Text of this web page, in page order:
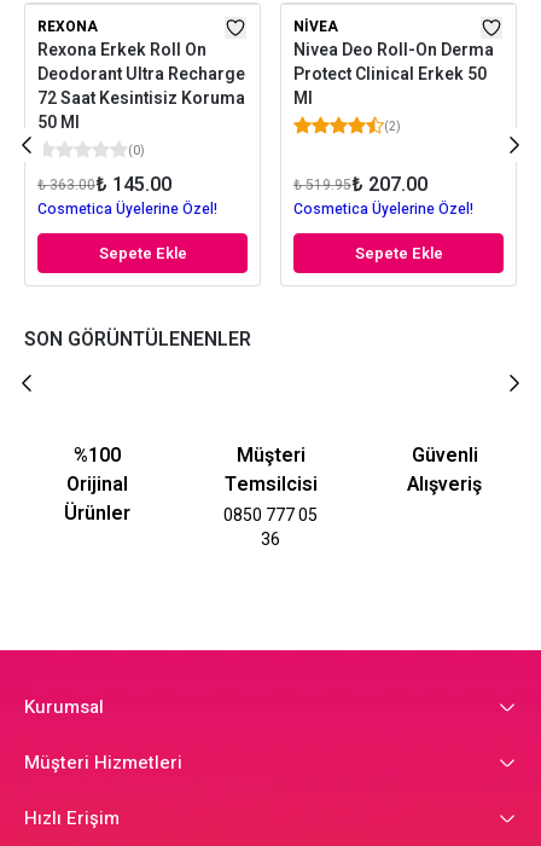
REXONA
Rexona Erkek Roll On
Deodorant Ultra Recharge
72 Saat Kesintisiz Koruma
50 Ml
(0)
₺ 363.00₺ 145.00
Cosmetica Üyelerine Özel!
Sepete Ekle
NIVEA
Nivea Deo Roll-On Derma
Protect Clinical Erkek 50
Ml
(2)
₺ 519.95₺ 207.00
Cosmetica Üyelerine Özel!
Sepete Ekle
SON GÖRÜNTÜLENENLER
%100
Orijinal
Ürünler
Müşteri
Temsilcisi
0850 777 05
36
Güvenli
Alışveriş
Kurumsal
Müşteri Hizmetleri
Hızlı Erişim